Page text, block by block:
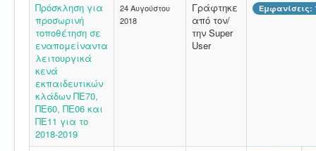
Πρόσκληση για
προσωρινή
τοποθέτηση σε
εναπομείναντα
λειτουργικά
κενά
εκπαιδευτικών
κλάδων ΠΕ70,
ΠΕ60, ΠΕ06 και
ΠΕ11 για το
2018-2019
24 Αυγούστου
2018
Γράφτηκε
από τον/
την Super
User
Εμφανίσεις: